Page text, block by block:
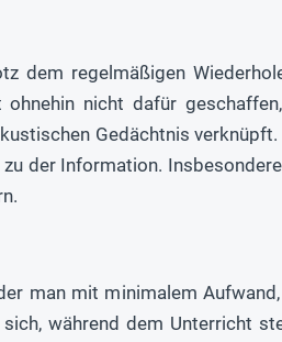
dem regelmäßigen
nicht dafür
Gedächtnis
der Information.
man mit minimalem
während dem Unterricht